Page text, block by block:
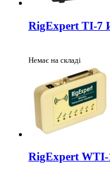
RigExpert TI-7
Немає на складі
RigExpert WTI-